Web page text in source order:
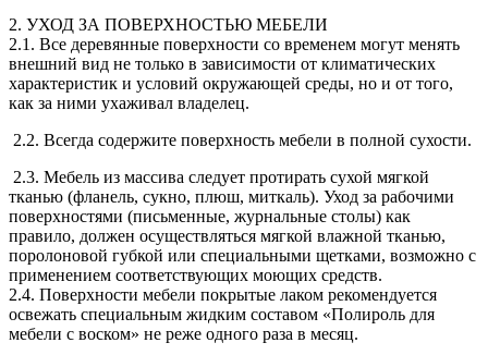
2. УХОД ЗА ПОВЕРХНОСТЬЮ МЕБЕЛИ
2.1. Все деревянные поверхности со временем могут менять
внешний вид не только в зависимости от климатических
характеристик и условий окружающей среды, но и от того,
как за ними ухаживал владелец.
2.2. Всегда содержите поверхность мебели в полной сухости.
2.3. Мебель из массива следует протирать сухой мягкой
тканью (фланель, сукно, плюш, миткаль). Уход за рабочими
поверхностями (письменные, журнальные столы) как
правило, должен осуществляться мягкой влажной тканью,
поролоновой губкой или специальными щетками, возможно с
применением соответствующих моющих средств.
2.4. Поверхности мебели покрытые лаком рекомендуется
освежать специальным жидким составом «Полироль для
мебели с воском» не реже одного раза в месяц.